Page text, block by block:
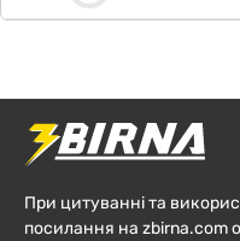
При цитуванні та
посилання на zbirna.com